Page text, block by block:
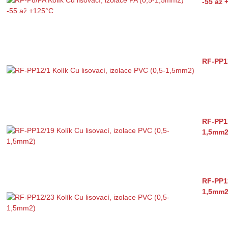
-55 až
RF-
RF-
RF-